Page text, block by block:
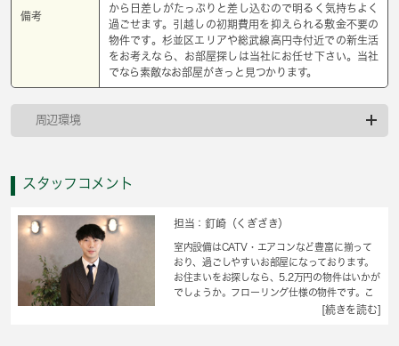
備考
から日差しがたっぷりと差し込むので明るく気持ちよく
過ごせます。引越しの初期費用を抑えられる敷金不要の
物件です。杉並区エリアや総武線高円寺付近での新生活
をお考えなら、お部屋探しは当社にお任せ下さい。当社
でなら素敵なお部屋がきっと見つかります。
周辺環境
スタッフコメント
担当：釘崎（くぎざき）
室内設備はCATV・エアコンなど豊富に揃って
おり、過ごしやすいお部屋になっております。
お住まいをお探しなら、5.2万円の物件はいかが
でしょうか。フローリング仕様の物件です。こ
ちらは現在空家の物件です。新しい日々を送る
[続きを読む]